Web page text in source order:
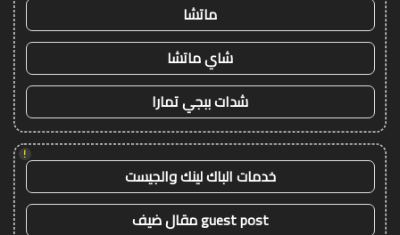
ماتشا
شاي ماتشا
شدات ببجي تمارا
!
خدمات الباك لينك والجيست
guest post مقال ضيف